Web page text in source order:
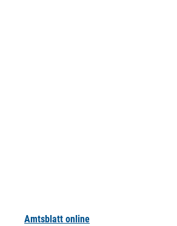
Amtsblatt online